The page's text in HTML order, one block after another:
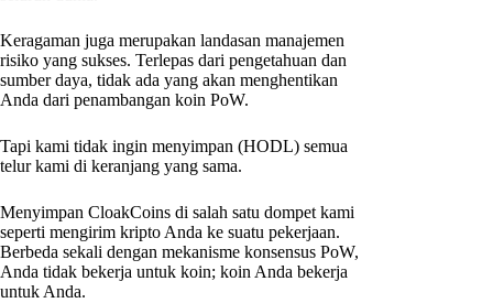
Keragaman juga merupakan landasan manajemen
risiko yang sukses. Terlepas dari pengetahuan dan
sumber daya, tidak ada yang akan menghentikan
Anda dari penambangan koin PoW.
Tapi kami tidak ingin menyimpan (HODL) semua
telur kami di keranjang yang sama.
Menyimpan CloakCoins di salah satu dompet kami
seperti mengirim kripto Anda ke suatu pekerjaan.
Berbeda sekali dengan mekanisme konsensus PoW,
Anda tidak bekerja untuk koin; koin Anda bekerja
untuk Anda.